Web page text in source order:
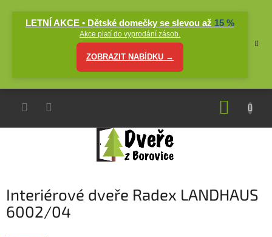
LETNÍ AKCE • Dětské domečky se slevou až 15 %
Akce platí do vyprodání zásob.
ZOBRAZIT NABÍDKU →
Interiérové dveře Radex LANDHAUS
6002/04